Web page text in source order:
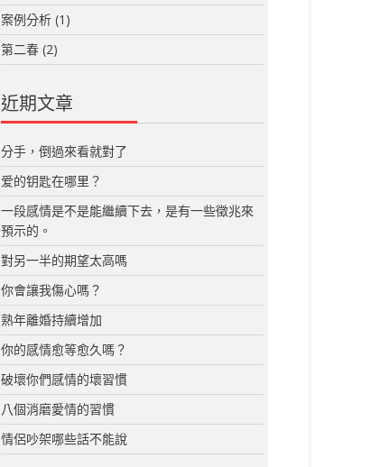
案例分析(1)
第二春(2)
近期文章
分手，倒過來看就對了
爱的钥匙在哪里？
一段感情是不是能繼續下去，是有一些徵兆來
預示的。
對另一半的期望太高嗎
你會讓我傷心嗎？
熟年離婚持續增加
你的感情愈等愈久嗎？
破壞你們感情的壞習慣
八個消磨愛情的習慣
情侶吵架哪些話不能說